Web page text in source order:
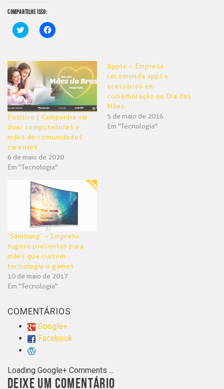
COMPARTILHE ISSO:
Clique
para
em
nova
janela)
Clique
para
em
nova
janela)
Positivo | Campanha vai
doar computadores a
mães de comunidades
carentes
6 de maio de 2020
Em "Tecnologia"
Apple – Empresa
recomenda apps e
acessórios em
comemoração ao Dia das
Mães
5 de maio de 2016
Em "Tecnologia"
‘Samsung’ – Empresa
sugere presentes para
mães que curtem
tecnologia e games
10 de maio de 2017
Em "Tecnologia"
COMENTÁRIOS
Google+
Facebook
Loading Google+ Comments ...
DEIXE UM COMENTÁRIO